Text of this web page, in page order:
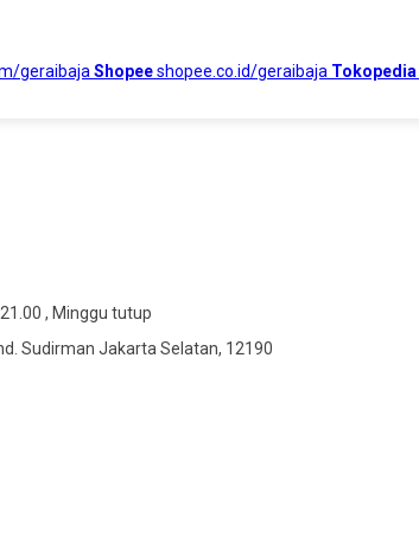
geraibaja Shopeeshopee.co.id/geraibaja Tokopedia
, Minggu tutup
Sudirman Jakarta Selatan, 12190